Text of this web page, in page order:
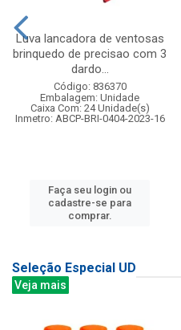
Luva lancadora de ventosas
brinquedo de precisao com 3
dardo...
Código: 836370
Embalagem: Unidade
Caixa Com: 24 Unidade(s)
Inmetro: ABCP-BRI-0404-2023-16
Faça seu login ou
cadastre-se para
comprar.
Seleção Especial UD
Veja mais